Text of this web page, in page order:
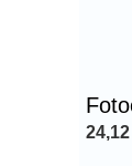
24,12